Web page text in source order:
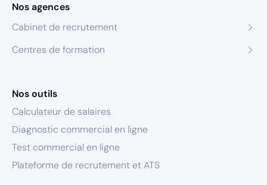
Nos agences
Cabinet de recrutement
Centres de formation
Nos outils
Calculateur de salaires
Diagnostic commercial en ligne
Test commercial en ligne
Plateforme de recrutement et ATS